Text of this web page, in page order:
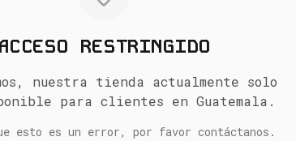
ACCESO RESTRINGIDO
nuestra tienda actualmente solo
para clientes en Guatemala.
esto es un error, por favor contáctanos.